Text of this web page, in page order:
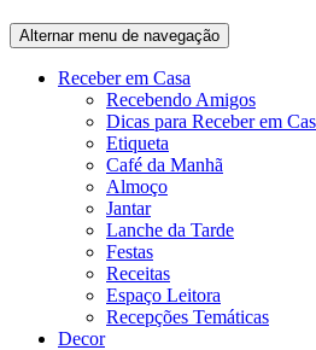
Alternar menu de navegação
Recebendo Amigos
Dicas para Receber em Casa
Etiqueta
Café da Manhã
Almoço
Jantar
Lanche da Tarde
Festas
Receitas
Espaço Leitora
Recepções Temáticas
Decor